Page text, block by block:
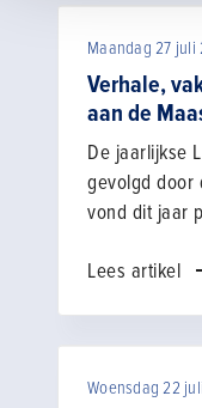
Maandag 27 juli
Verhale,
aan de
De jaarlijkse
gevolgd door
vond dit jaar
sfeervolle
Lees artikel
Woensdag 22